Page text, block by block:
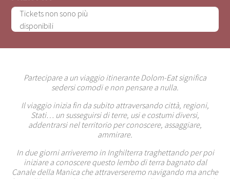
Tickets non sono più
disponibili
Partecipare a un viaggio itinerante Dolom-Eat significa
sedersi comodi e non pensare a nulla.
Il viaggio inizia fin da subito attraversando città, regioni,
Stati… un susseguirsi di terre, usi e costumi diversi,
addentrarsi nel territorio per conoscere, assaggiare,
ammirare.
In due giorni arriveremo in Inghilterra traghettando per poi
iniziare a conoscere questo lembo di terra bagnato dal
Canale della Manica che attraverseremo navigando ma anche